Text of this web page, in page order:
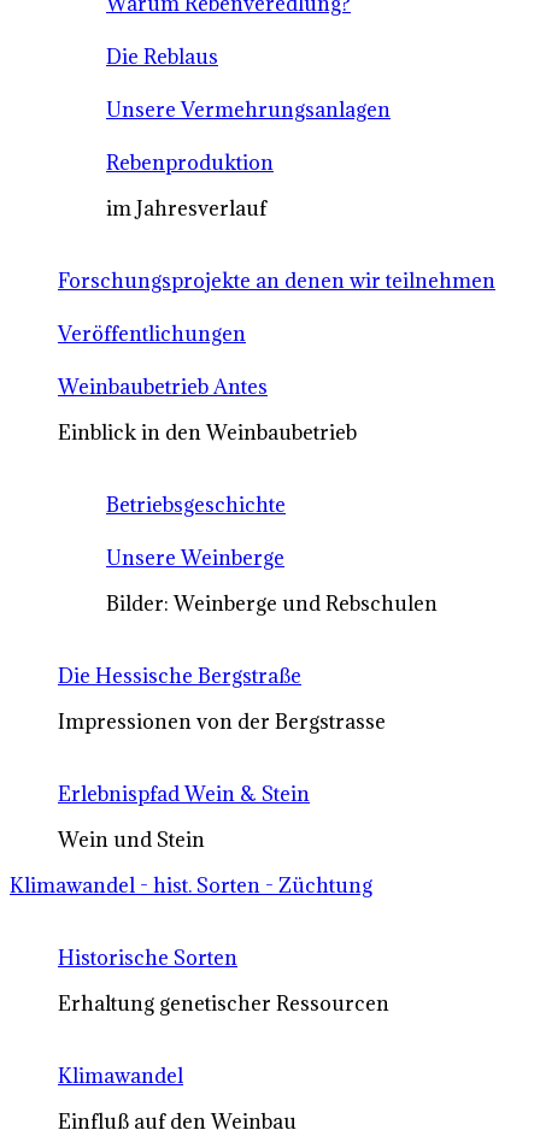
Die Reblaus
Unsere Vermehrungsanlagen
Rebenproduktion
im Jahresverlauf
Forschungsprojekte an denen wir teilnehmen
Veröffentlichungen
Weinbaubetrieb Antes
Einblick in den Weinbaubetrieb
Betriebsgeschichte
Unsere Weinberge
Bilder: Weinberge und Rebschulen
Die Hessische Bergstraße
Impressionen von der Bergstrasse
Erlebnispfad Wein & Stein
Wein und Stein
Klimawandel - hist. Sorten - Züchtung
Historische Sorten
Erhaltung genetischer Ressourcen
Klimawandel
Einfluß auf den Weinbau